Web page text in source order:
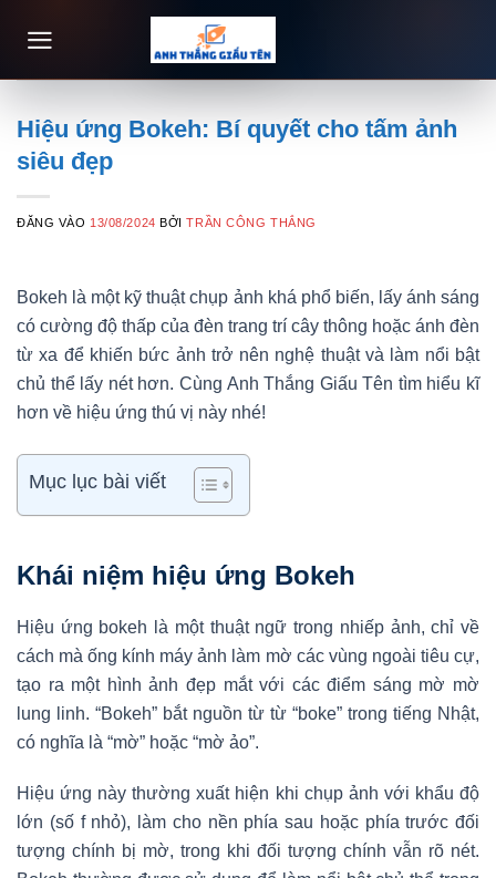
qua
Hiệu ứng Bokeh: Bí quyết cho tấm ảnh
siêu đẹp
ĐĂNG VÀO 13/08/2024 BỞITRẦN CÔNG THẮNG
Bokeh là một kỹ thuật chụp ảnh khá phổ biến, lấy ánh sáng
có cường độ thấp của đèn trang trí cây thông hoặc ánh đèn
từ xa để khiến bức ảnh trở nên nghệ thuật và làm nổi bật
chủ thể lấy nét hơn. Cùng Anh Thắng Giấu Tên tìm hiểu kĩ
hơn về hiệu ứng thú vị này nhé!
Mục lục bài viết
Khái niệm hiệu ứng Bokeh
Hiệu ứng bokeh là một thuật ngữ trong nhiếp ảnh, chỉ về
cách mà ống kính máy ảnh làm mờ các vùng ngoài tiêu cự,
tạo ra một hình ảnh đẹp mắt với các điểm sáng mờ mờ
lung linh. “Bokeh” bắt nguồn từ từ “boke” trong tiếng Nhật,
có nghĩa là “mờ” hoặc “mờ ảo”.
Hiệu ứng này thường xuất hiện khi chụp ảnh với khẩu độ
lớn (số f nhỏ), làm cho nền phía sau hoặc phía trước đối
tượng chính bị mờ, trong khi đối tượng chính vẫn rõ nét.